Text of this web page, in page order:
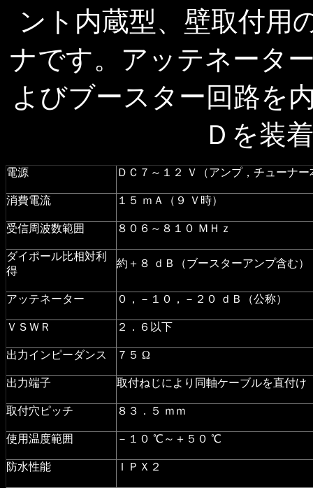
ント内蔵型、壁取付用
ナです。アッテネータ
よびブースター回路を
Ｄを装
電源 ＤＣ７～１２ Ｖ（アンプ，チューナ
消費電流 １５ ｍＡ（９ Ｖ時）
受信周波数範囲 ８０６～８１０ ＭＨｚ
ダイポール比相対利
得
約＋８ ｄＢ（ブースターアンプ含む）
アッテネーター ０，－１０，－２０ ｄＢ（公称）
ＶＳＷＲ ２．６以下
出力インピーダンス ７５ Ω
出力端子 取付ねじにより同軸ケーブルを直付け
取付穴ピッチ ８３．５ ｍｍ
使用温度範囲 －１０ ℃～＋５０ ℃
防水性能 ＩＰＸ２